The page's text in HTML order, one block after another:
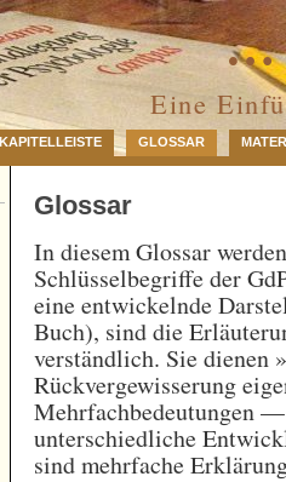
…
Eine
KAPITELLEISTE GLOSSAR
Glossar
In diesem Glossar
Schlüsselbegriffe der
eine entwickelnde
Buch), sind die
verständlich. Sie dienen
Rückvergewisserung
Mehrfachbedeutungen
unterschiedliche
sind mehrfache